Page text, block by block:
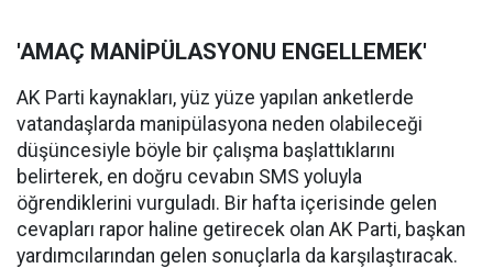
'AMAÇ MANİPÜLASYONU ENGELLEMEK'
AK Parti kaynakları, yüz yüze yapılan anketlerde
vatandaşlarda manipülasyona neden olabileceği
düşüncesiyle böyle bir çalışma başlattıklarını
belirterek, en doğru cevabın SMS yoluyla
öğrendiklerini vurguladı. Bir hafta içerisinde gelen
cevapları rapor haline getirecek olan AK Parti, başkan
yardımcılarından gelen sonuçlarla da karşılaştıracak.